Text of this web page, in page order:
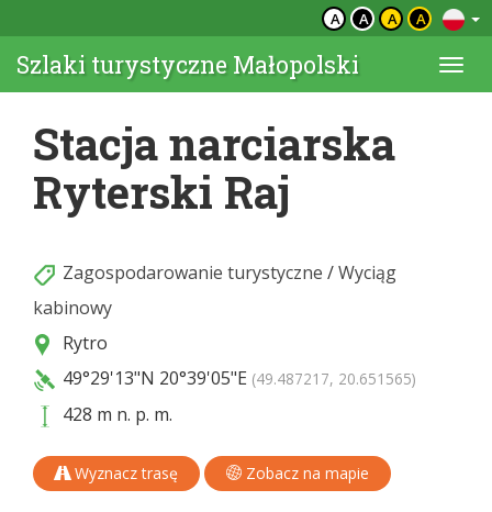
A A A A
Szlaki turystyczne Małopolski
Stacja narciarska
Ryterski Raj
Zagospodarowanie turystyczne /Wyciąg
kabinowy
Rytro
49°29'13"N 20°39'05"E (49.487217, 20.651565)
428 m n. p. m.
Wyznacz trasę Zobacz na mapie